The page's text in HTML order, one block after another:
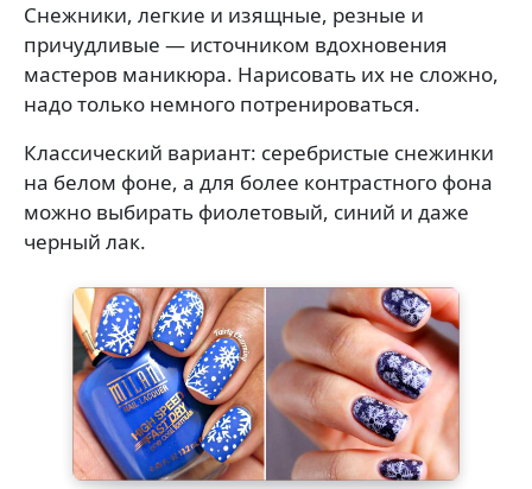
Снежники, легкие и изящные, резные и
причудливые — источником вдохновения
мастеров маникюра. Нарисовать их не сложно,
надо только немного потренироваться.
Классический вариант: серебристые снежинки
на белом фоне, а для более контрастного фона
можно выбирать фиолетовый, синий и даже
черный лак.